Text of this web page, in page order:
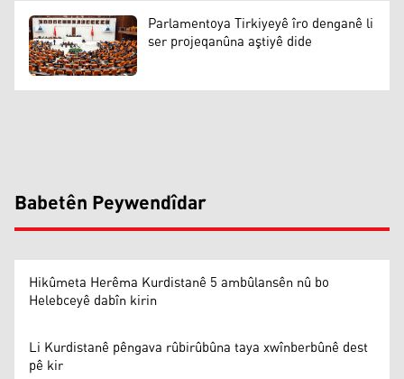
Parlamentoya Tirkiyeyê îro denganê li
ser projeqanûna aştiyê dide
Babetên Peywendîdar
Hikûmeta Herêma Kurdistanê 5 ambûlansên nû bo
Helebceyê dabîn kirin
Li Kurdistanê pêngava rûbirûbûna taya xwînberbûnê dest
pê kir